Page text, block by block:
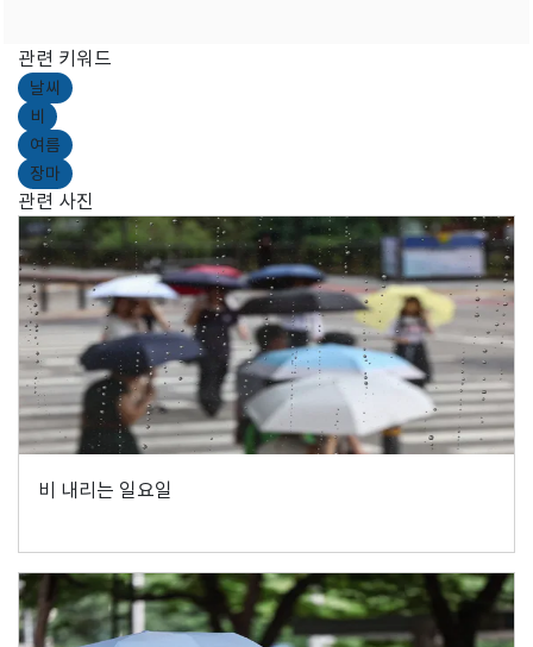
관련 키워드
날씨
비
여름
장마
관련 사진
비 내리는 일요일